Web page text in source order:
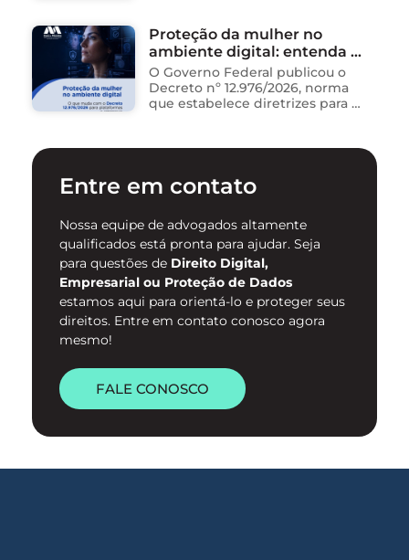
dados, redigem e-mails, geram
relatórios. O problema não está
na ferramenta. Está …
Proteção da mulher no
ambiente digital: entenda o
novo Decreto nº 12.976/2026
O Governo Federal publicou o
Decreto nº 12.976/2026, norma
que estabelece diretrizes para a
enfrentamento da violência
digital. …
Entre em contato
Nossa equipe de advogados altamente
qualificados está pronta para ajudar. Seja
para questões de Direito Digital,
Empresarial ou Proteção de Dados
estamos aqui para orientá-lo e proteger seus
direitos. Entre em contato conosco agora
mesmo!
FALE CONOSCO